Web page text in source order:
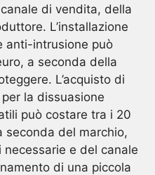
di vendita, della
L’installazione
anti-intrusione può
a seconda della
L’acquisto di
la dissuasione
può costare tra i 20
seconda del marchio,
e del canale
di una piccola